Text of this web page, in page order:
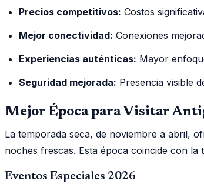
Precios competitivos: Costos
Mejor conectividad: Conexiones
Experiencias auténticas: Mayor
Seguridad mejorada: Presencia visible
Mejor Época para Visitar
La temporada seca, de noviembre a abril,
noches frescas. Esta época coincide con
Eventos Especiales 2026